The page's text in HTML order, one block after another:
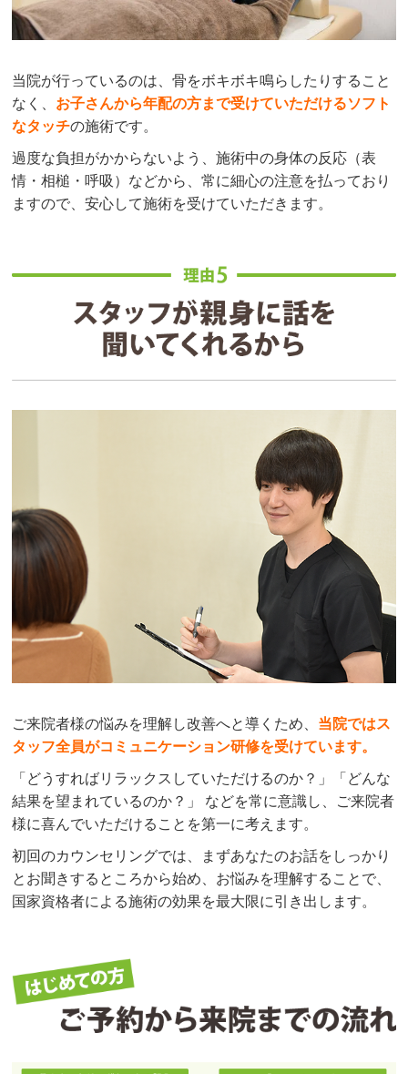
当院が行っているのは、骨をボキボキ鳴らしたりすること
なく、 お子さんから年配の方まで受けていただけるソフト
なタッチの施術です。
過度な負担がかからないよう、施術中の身体の反応（表
情・相槌・呼吸）などから、常に細心の注意を払っており
ますので、安心して施術を受けていただきます。
ご来院者様の悩みを理解し改善へと導くため、 当院ではス
タッフ全員がコミュニケーション研修を受けています。
「どうすればリラックスしていただけるのか？」「どんな
結果を望まれているのか？」 などを常に意識し、ご来院者
様に喜んでいただけることを第一に考えます。
初回のカウンセリングでは、まずあなたのお話をしっかり
とお聞きするところから始め、お悩みを理解することで、
国家資格者による施術の効果を最大限に引き出します。